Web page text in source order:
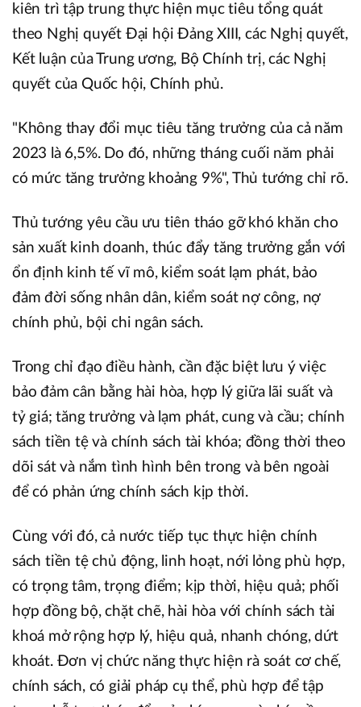
kiên trì tập trung thực hiện mục tiêu tổng quát
theo Nghị quyết Đại hội Đảng XIII, các Nghị quyết,
Kết luận của Trung ương, Bộ Chính trị, các Nghị
quyết của Quốc hội, Chính phủ.
"Không thay đổi mục tiêu tăng trưởng của cả năm
2023 là 6,5%. Do đó, những tháng cuối năm phải
có mức tăng trưởng khoảng 9%", Thủ tướng chỉ rõ.
Thủ tướng yêu cầu ưu tiên tháo gỡ khó khăn cho
sản xuất kinh doanh, thúc đẩy tăng trưởng gắn với
ổn định kinh tế vĩ mô, kiểm soát lạm phát, bảo
đảm đời sống nhân dân, kiểm soát nợ công, nợ
chính phủ, bội chi ngân sách.
Trong chỉ đạo điều hành, cần đặc biệt lưu ý việc
bảo đảm cân bằng hài hòa, hợp lý giữa lãi suất và
tỷ giá; tăng trưởng và lạm phát, cung và cầu; chính
sách tiền tệ và chính sách tài khóa; đồng thời theo
dõi sát và nắm tình hình bên trong và bên ngoài
để có phản ứng chính sách kịp thời.
Cùng với đó, cả nước tiếp tục thực hiện chính
sách tiền tệ chủ động, linh hoạt, nới lỏng phù hợp,
có trọng tâm, trọng điểm; kịp thời, hiệu quả; phối
hợp đồng bộ, chặt chẽ, hài hòa với chính sách tài
khoá mở rộng hợp lý, hiệu quả, nhanh chóng, dứt
khoát. Đơn vị chức năng thực hiện rà soát cơ chế,
chính sách, có giải pháp cụ thể, phù hợp để tập